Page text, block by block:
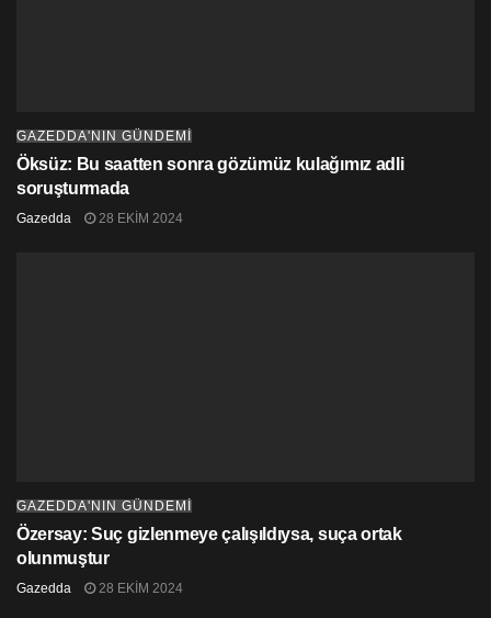
GAZEDDA'NIN GÜNDEMİ
Öksüz: Bu saatten sonra gözümüz kulağımız adli
soruşturmada
Gazedda 28 EKIM 2024
GAZEDDA'NIN GÜNDEMİ
Özersay: Suç gizlenmeye çalışıldıysa, suça ortak
olunmuştur
Gazedda 28 EKIM 2024